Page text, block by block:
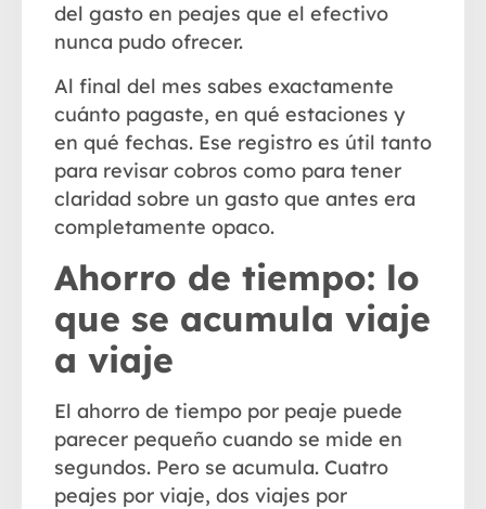
del gasto en peajes que el efectivo
nunca pudo ofrecer.
Al final del mes sabes exactamente
cuánto pagaste, en qué estaciones y
en qué fechas. Ese registro es útil tanto
para revisar cobros como para tener
claridad sobre un gasto que antes era
completamente opaco.
Ahorro de tiempo: lo
que se acumula viaje
a viaje
El ahorro de tiempo por peaje puede
parecer pequeño cuando se mide en
segundos. Pero se acumula. Cuatro
peajes por viaje, dos viajes por